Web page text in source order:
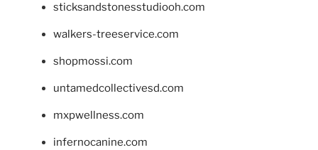
sticksandstonesstudiooh.com
walkers-treeservice.com
shopmossi.com
untamedcollectivesd.com
mxpwellness.com
infernocanine.com